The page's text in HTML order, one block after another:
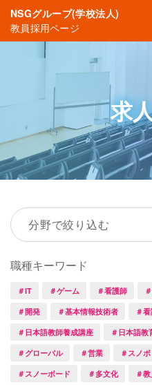
NSGグループ(学校法人)
教員採用ページ
求
分野で絞り込む
職種キーワード
＃IT ＃ゲーム ＃看護師
＃開発
＃基本情報技術者 ＃
＃日本語教師養成講座
＃日本語教
＃グローバル
＃営業 ＃スノボ
＃スノーボード
＃多文化 ＃